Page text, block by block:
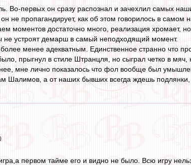
Во-первых он сразу распознал и зачехлил самых
не пропагандирует, как об этом говорилось в
моментов достаточно много, реализация хромает,
не устроят демарш в самый неподходящий момент.
менее адекватным. Единственное странно что
прыгнул в стиле Штранцля, но сыграл четко в
мне лично показалось что фол вообще был
Шалимов, а от наших бывших всегда ждешь
первом тайме его и видно не было. Всю игру